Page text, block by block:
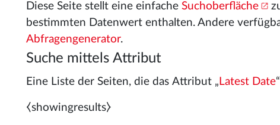
Diese Seite stellt eine einfache Suchoberfläche
bestimmten Datenwert enthalten. Andere
Abfragengenerator.
Suche mittels Attribut
Eine Liste der Seiten, die das Attribut „ Latest Date
⧼showingresults⧽